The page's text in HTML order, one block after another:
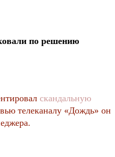
по решению
скандальную
телеканалу «Дождь» он